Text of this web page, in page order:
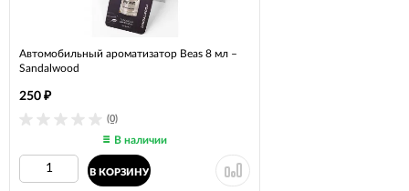
Автомобильный ароматизатор Beas 8 мл –
Sandalwood
(0)
250 ₽
В наличии
В КОРЗИНУ